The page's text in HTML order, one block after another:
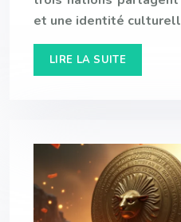
et une identité
LIRE LA SUITE